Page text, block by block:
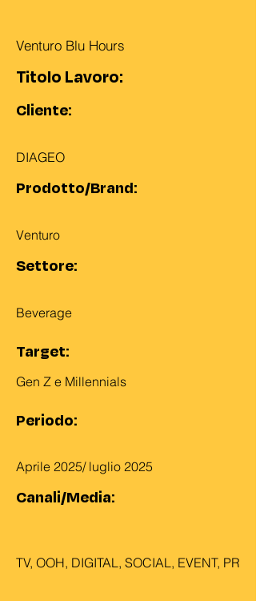
Venturo Blu Hours
Titolo Lavoro:
Cliente:
DIAGEO
Prodotto/Brand:
Venturo
Settore:
Beverage
Target:
Gen Z e Millennials
Periodo:
Aprile 2025/ luglio 2025
Canali/Media:
TV, OOH, DIGITAL, SOCIAL, EVENT, PR